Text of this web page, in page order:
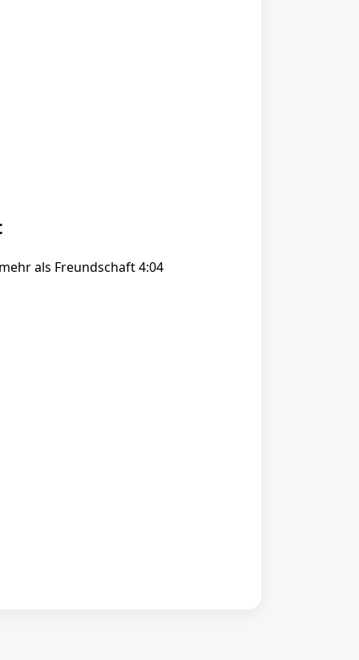
als Freundschaft 4:04